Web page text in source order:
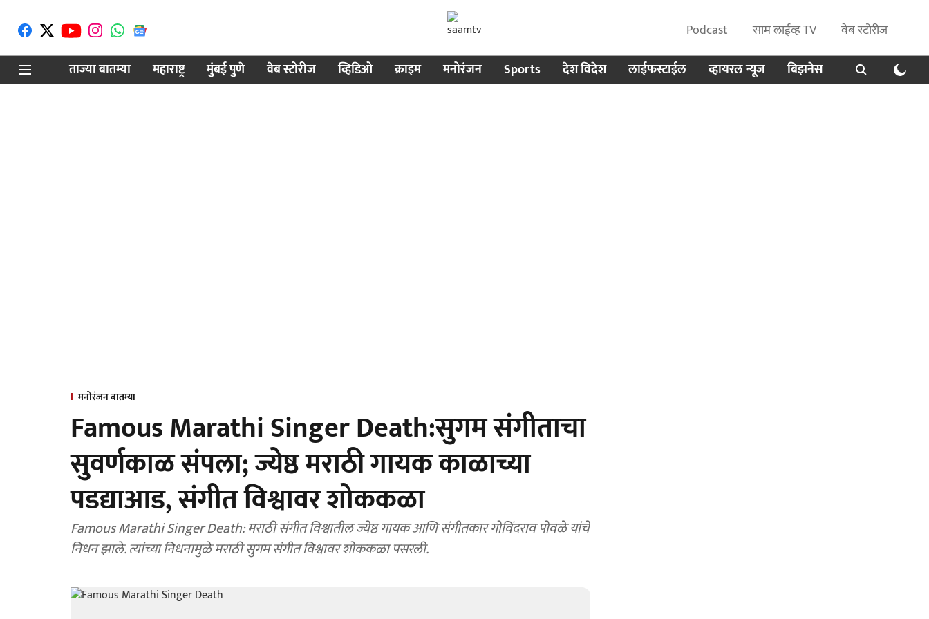
Podcast साम लाईव्ह TV
वेब स्टोरीज
ताज्या बातम्या
महाराष्ट्र मुंबई पुणे वेब स्टोरीज व्हिडिओ क्राइम मनोरंजन Sports देश विदेश लाईफस्टाईल व्हायरल न्यूज बिझनेस
मनोरंजन बातम्या
Famous Marathi Singer Death:सुगम संगीताचा
सुवर्णकाळ संपला; ज्येष्ठ मराठी गायक काळाच्या
पडद्याआड, संगीत विश्वावर शोककळा
Famous Marathi Singer Death: मराठी संगीत विश्वातील ज्येष्ठ गायक आणि संगीतकार गोविंदराव पोवळे यांचे
निधन झाले. त्यांच्या निधनामुळे मराठी सुगम संगीत विश्वावर शोककळा पसरली.